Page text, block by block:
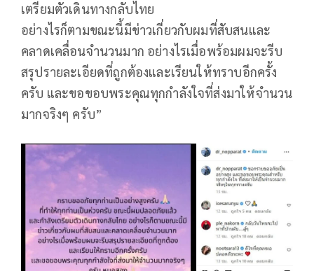
เตรียมตัวเดินทางกลับไทย
อย่างไรก็ตามขณะนี้มีข่าวเกี่ยวกับผมที่สับสนและ
คลาดเคลื่อนจำนวนมาก อย่างไรเมื่อพร้อมผมจะรีบ
สรุปรายละเอียดที่ถูกต้องและเรียนให้ทราบอีกครั้ง
ครับ และขอขอบพระคุณทุกกำลังใจที่ส่งมาให้จำนวน
มากจริงๆ ครับ”